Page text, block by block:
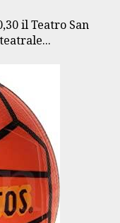
il Teatro San